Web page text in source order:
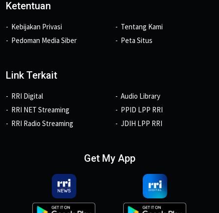
Ketentuan
Kebijakan Privasi
Pedoman Media Siber
Tentang Kami
Peta Situs
Link Terkait
RRI Digital
RRI NET Streaming
RRI Radio Streaming
Audio Library
PPID LPP RRI
JDIH LPP RRI
Get My App